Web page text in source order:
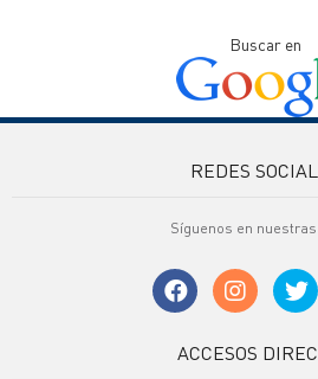
Buscar en
REDES
Síguenos en
ACCESOS